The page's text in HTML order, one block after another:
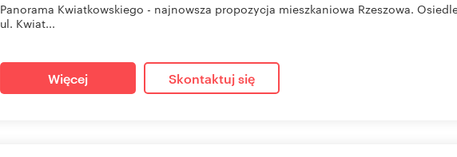
Panorama Kwiatkowskiego - najnowsza propozycja mieszkaniowa Rzeszowa.
ul. Kwiat...
Więcej Skontaktuj się